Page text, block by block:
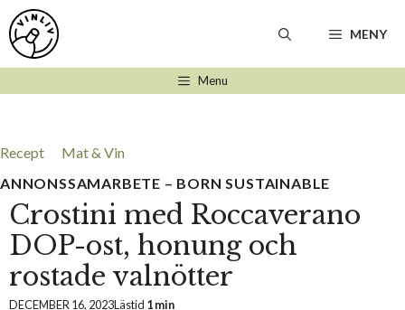
Hoppa
till
innehåll
MENY
Menu
Recept
Mat & Vin
ANNONSSAMARBETE – BORN SUSTAINABLE
Crostini med Roccaverano
DOP-ost, honung och
rostade valnötter
DECEMBER 16, 2023Lästid 1 min